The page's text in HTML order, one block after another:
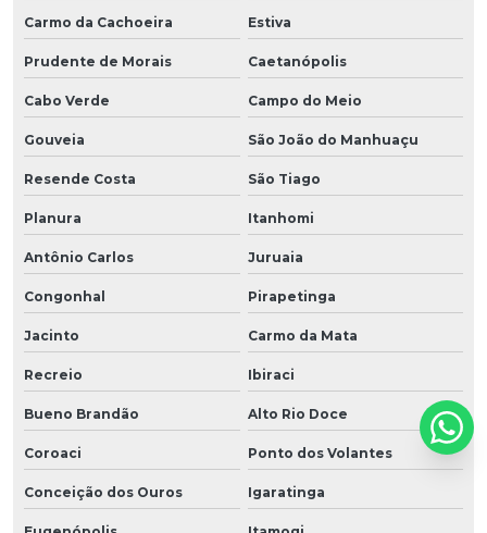
Carmo da Cachoeira Estiva
Prudente de Morais Caetanópolis
Cabo Verde Campo do Meio
Gouveia São João do Manhuaçu
Resende Costa São Tiago
Planura Itanhomi
Antônio Carlos Juruaia
Congonhal Pirapetinga
Jacinto Carmo da Mata
Recreio Ibiraci
Bueno Brandão Alto Rio Doce
Coroaci Ponto dos Volantes
Conceição dos Ouros Igaratinga